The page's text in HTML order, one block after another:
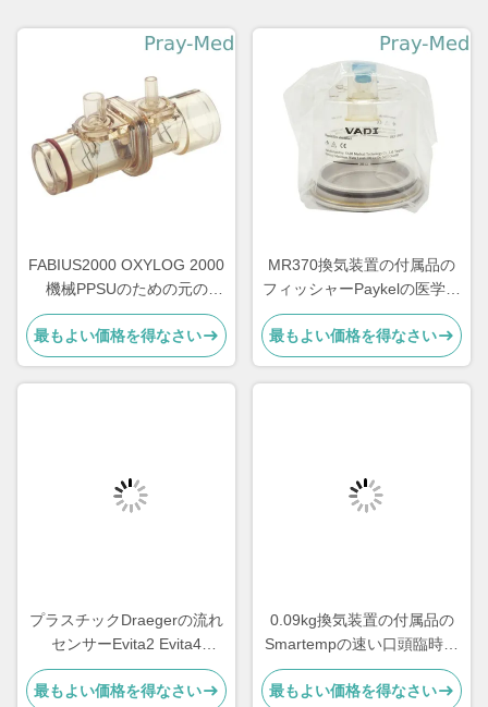
FABIUS2000 OXYLOG 2000
機械PPSUのための元の
Dragerの流れセンサー
8412034
最もよい価格を得なさい
MR370換気装置の付属品の
フィッシャーPaykelの医学の
再使用可能な加湿の部屋
最もよい価格を得なさい
プラスチックDraegerの流れ
センサーEvita2 Evita4
Savina透明な6871980
最もよい価格を得なさい
0.09kg換気装置の付属品の
Smartempの速い口頭臨時雇
用者の調査TPUのジャケット
の青
最もよい価格を得なさい